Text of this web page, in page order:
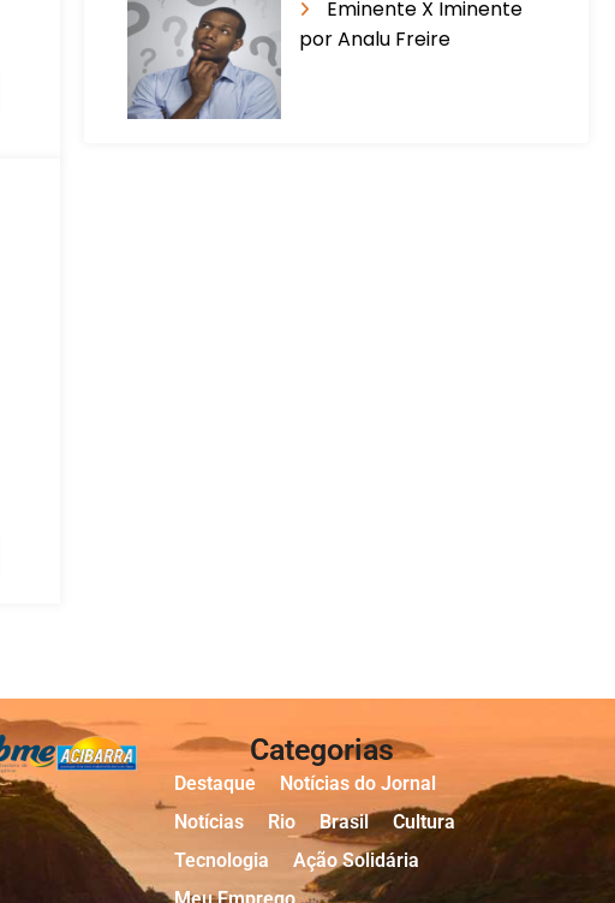
Eminente X Iminente
por Analu Freire
Categorias
Destaque
Notícias do Jornal
Notícias
Rio Brasil
Cultura
Tecnologia
Ação Solidária
Meu Emprego